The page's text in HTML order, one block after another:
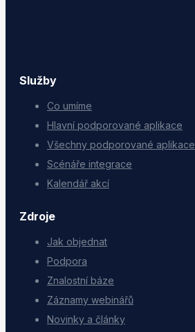
Služby
Co umíme
Hlavní podporované aplikace
Všechny podporované aplikace
Scénáře integrace
Kalendář akcí
Zdroje
Jak objednat
Podpora
Znalostní báze
Záznamy webinářů
Novinky a články